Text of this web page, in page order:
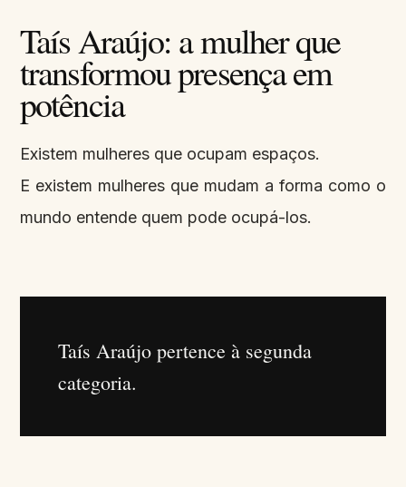
Taís Araújo: a mulher que
transformou presença em
potência
Existem mulheres que ocupam espaços.
E existem mulheres que mudam a forma como o
mundo entende quem pode ocupá-los.
Taís Araújo pertence à segunda
categoria.